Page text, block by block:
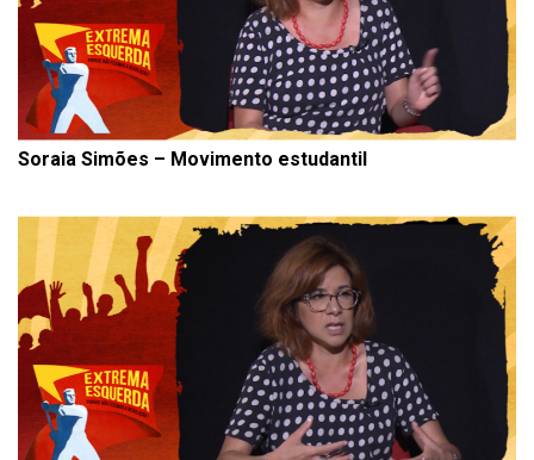
Soraia Simões – Movimento estudantil